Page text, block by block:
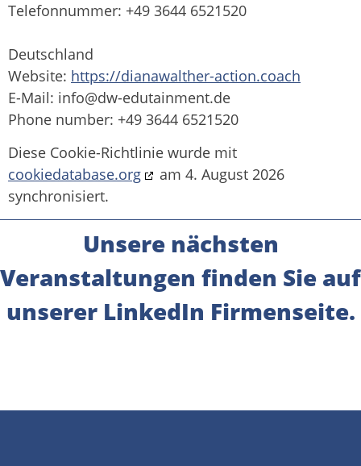
Telefonnummer: +49 3644 6521520
Deutschland
Website: https://dianawalther-action.coach
E-Mail: info@dw-edutainment.de
Phone number: +49 3644 6521520
Diese Cookie-Richtlinie wurde mit
cookiedatabase.org
am 4. August 2026
synchronisiert.
Unsere nächsten
Veranstaltungen finden Sie auf
unserer LinkedIn Firmenseite.